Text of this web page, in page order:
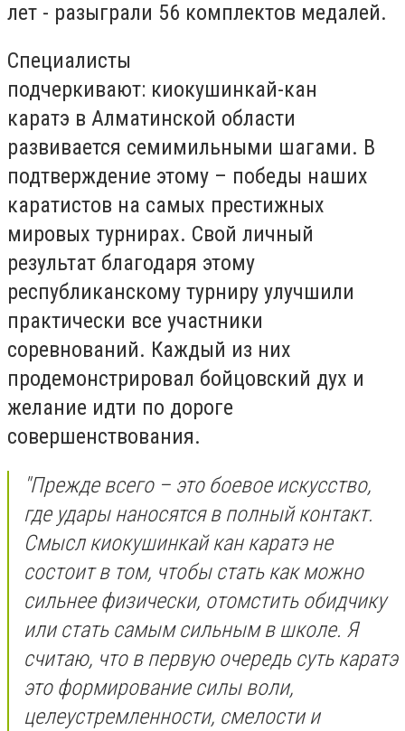
лет - разыграли 56 комплектов медалей.
Специалисты
подчеркивают: киокушинкай-кан
каратэ в Алматинской области
развивается семимильными шагами. В
подтверждение этому – победы наших
каратистов на самых престижных
мировых турнирах. Свой личный
результат благодаря этому
республиканскому турниру улучшили
практически все участники
соревнований. Каждый из них
продемонстрировал бойцовский дух и
желание идти по дороге
совершенствования.
"Прежде всего – это боевое искусство,
где удары наносятся в полный контакт.
Смысл киокушинкай кан каратэ не
состоит в том, чтобы стать как можно
сильнее физически, отомстить обидчику
или стать самым сильным в школе. Я
считаю, что в первую очередь суть каратэ
это формирование силы воли,
целеустремленности, смелости и